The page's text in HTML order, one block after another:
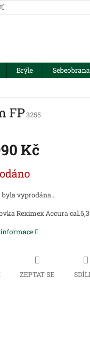
Brýle Sebeobrana
FP3255
Kč
byla vyprodána…
Reximex Accura
ZEPTAT SE